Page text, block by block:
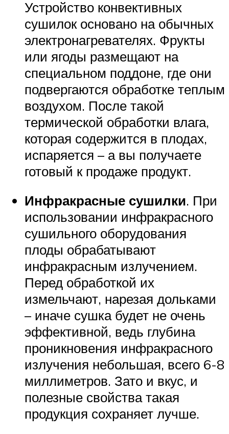
Устройство конвективных
сушилок основано на обычных
электронагревателях. Фрукты
или ягоды размещают на
специальном поддоне, где они
подвергаются обработке теплым
воздухом. После такой
термической обработки влага,
которая содержится в плодах,
испаряется – а вы получаете
готовый к продаже продукт.
Инфракрасные сушилки. При
использовании инфракрасного
сушильного оборудования
плоды обрабатывают
инфракрасным излучением.
Перед обработкой их
измельчают, нарезая дольками
– иначе сушка будет не очень
эффективной, ведь глубина
проникновения инфракрасного
излучения небольшая, всего 6-8
миллиметров. Зато и вкус, и
полезные свойства такая
продукция сохраняет лучше.